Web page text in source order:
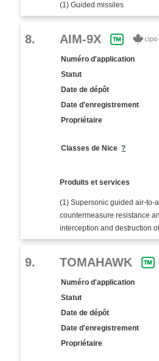
(1) Guided missiles
8. AIM-9X
Numéro d'application
Statut
Date de dépôt
Date d'enregistrement
Propriétaire
Classes de Nice?
Produits et services
(1) Supersonic guided air-to-
countermeasure resistance
interception and destruction
9. TOMAHAWK
Numéro d'application
Statut
Date de dépôt
Date d'enregistrement
Propriétaire